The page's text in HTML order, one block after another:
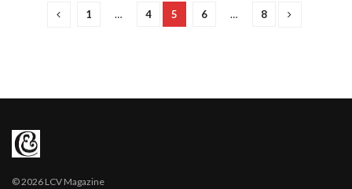
1 … 4 5 6 … 8
© 2026 LCV Magazine